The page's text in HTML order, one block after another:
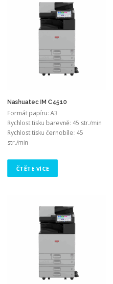
Nashuatec IM C4510
Formát papíru: A3
Rychlost tisku barevně: 45 str./min
Rychlost tisku černobíle: 45
str./min
ČTĚTE VÍCE